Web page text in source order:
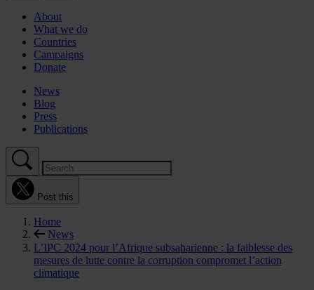
About
What we do
Countries
Campaigns
Donate
News
Blog
Press
Publications
Post this
Home
News
L’IPC 2024 pour l’Afrique subsaharienne : la faiblesse des
mesures de lutte contre la corruption compromet l’action
climatique